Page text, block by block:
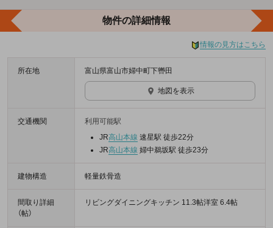
物件の詳細情報
情報の見方はこちら
所在地 富山県富山市婦中町下轡田
地図を表示
交通機関
利用可能駅
JR高山本線 速星駅 徒歩22分
JR高山本線 婦中鵜坂駅 徒歩23分
建物構造 軽量鉄骨造
間取り詳細
（帖）
リビングダイニングキッチン 11.3帖洋室 6.4帖